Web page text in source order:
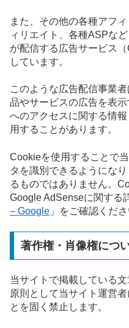
また、その他の各種アフ
ィリエイト、各種ASPな
が配信する広告サービス
しています。
このような広告配信事業
品やサービスの広告を表
へのアクセスに関する情
用することがあります。
Cookieを使用することで
タを識別できるようにな
るものではありません。
Google AdSenseに関する
– Google 」をご確認くださ
著作権・肖像権につ
当サイトで掲載している
原則として当サイト運営
とを固く禁止します。